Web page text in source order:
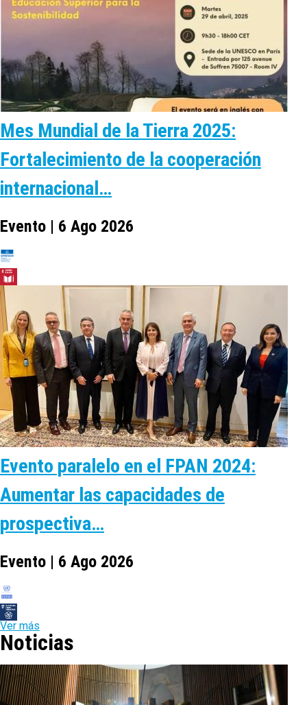
Mes Mundial de la Tierra 2025:
Fortalecimiento de la cooperación
internacional…
Evento | 6 Ago 2026
Evento paralelo en el FPAN 2024:
Aumentar las capacidades de
prospectiva…
Evento | 6 Ago 2026
Ver más
Noticias